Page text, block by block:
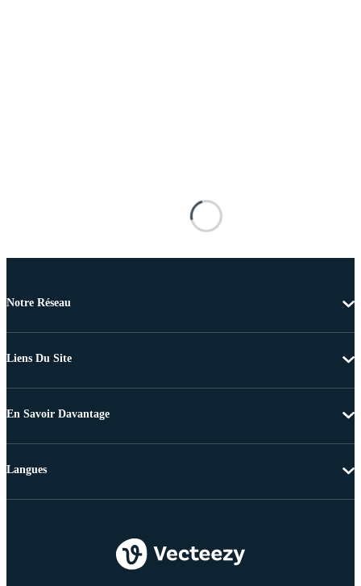
Notre Réseau
Liens Du Site
En Savoir Davantage
Langues